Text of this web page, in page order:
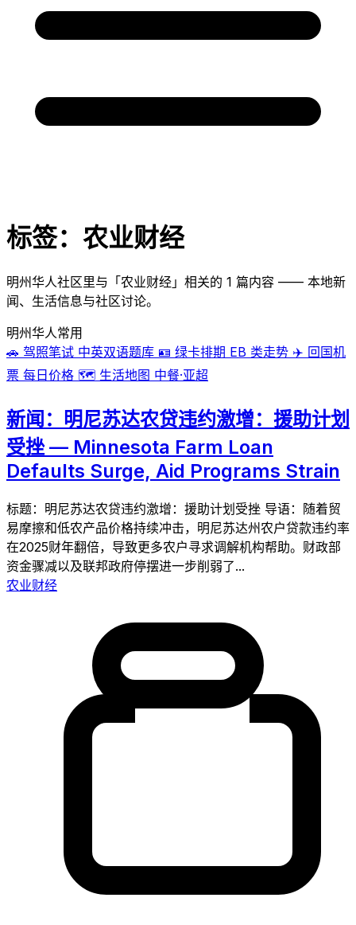
标签：农业财经
明州华人社区里与「农业财经」相关的 1 篇内容 —— 本地新
闻、生活信息与社区讨论。
明州华人常用
🚗 驾照笔试 中英双语题库 🪪 绿卡排期 EB 类走势 ✈️ 回国机
票 每日价格 🗺️ 生活地图 中餐·亚超
新闻：明尼苏达农贷违约激增：援助计划
受挫 — Minnesota Farm Loan
Defaults Surge, Aid Programs Strain
标题：明尼苏达农贷违约激增：援助计划受挫 导语：随着贸
易摩擦和低农产品价格持续冲击，明尼苏达州农户贷款违约率
在2025财年翻倍，导致更多农户寻求调解机构帮助。财政部
资金骤减以及联邦政府停摆进一步削弱了...
农业财经